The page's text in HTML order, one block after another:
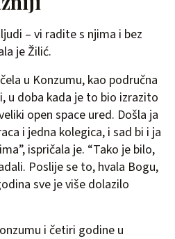
– vi radite s njima i bez
je Žilić.
u Konzumu, kao područna
u doba kada je to bio izrazito
open space ured. Došla ja
i jedna kolegica, i sad bi i ja
ispričala je. “Tako je bilo,
Poslije se to, hvala Bogu,
sve je više dolazilo
i četiri godine u